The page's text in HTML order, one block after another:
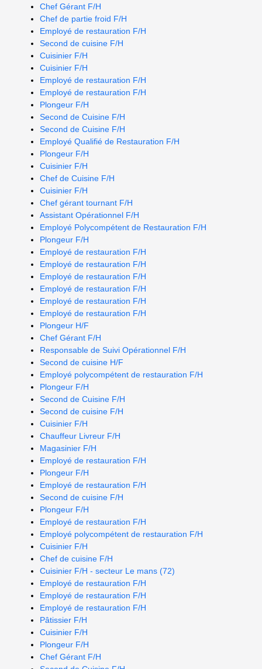
Chef Gérant F/H
Chef de partie froid F/H
Employé de restauration F/H
Second de cuisine F/H
Cuisinier F/H
Cuisinier F/H
Employé de restauration F/H
Employé de restauration F/H
Plongeur F/H
Second de Cuisine F/H
Second de Cuisine F/H
Employé Qualifié de Restauration F/H
Plongeur F/H
Cuisinier F/H
Chef de Cuisine F/H
Cuisinier F/H
Chef gérant tournant F/H
Assistant Opérationnel F/H
Employé Polycompétent de Restauration F/H
Plongeur F/H
Employé de restauration F/H
Employé de restauration F/H
Employé de restauration F/H
Employé de restauration F/H
Employé de restauration F/H
Employé de restauration F/H
Plongeur H/F
Chef Gérant F/H
Responsable de Suivi Opérationnel F/H
Second de cuisine H/F
Employé polycompétent de restauration F/H
Plongeur F/H
Second de Cuisine F/H
Second de cuisine F/H
Cuisinier F/H
Chauffeur Livreur F/H
Magasinier F/H
Employé de restauration F/H
Plongeur F/H
Employé de restauration F/H
Second de cuisine F/H
Plongeur F/H
Employé de restauration F/H
Employé polycompétent de restauration F/H
Cuisinier F/H
Chef de cuisine F/H
Cuisinier F/H - secteur Le mans (72)
Employé de restauration F/H
Employé de restauration F/H
Employé de restauration F/H
Pâtissier F/H
Cuisinier F/H
Plongeur F/H
Chef Gérant F/H